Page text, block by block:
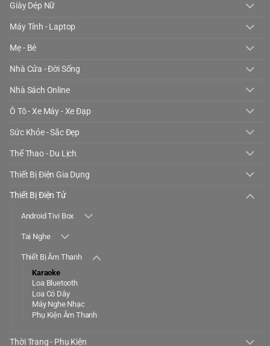
Giày Dép Nữ
Máy Tính - Laptop
Mẹ - Bé
Nhà Cửa - Đời Sống
Nhà Sách Online
Ô Tô - Xe Máy - Xe Đạp
Sức Khỏe - Sắc Đẹp
Thể Thao - Du Lịch
Thiết Bị Điện Gia Dụng
Thiết Bị Điện Tử
Android Tivi Box
Tai Nghe
Thiết Bị Âm Thanh
Karaoke
Loa Bluetooth
Loa Có Dây
Máy Nghe Nhạc
Phụ Kiện Âm Thanh
Thời Trang - Phụ Kiện